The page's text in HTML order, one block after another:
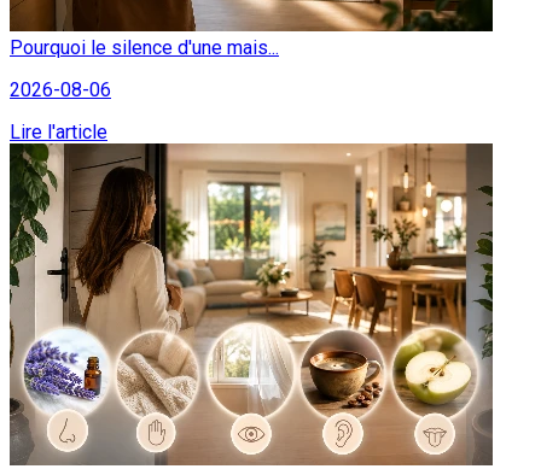
Pourquoi le silence d'une mais...
2026-08-06
Lire l'article